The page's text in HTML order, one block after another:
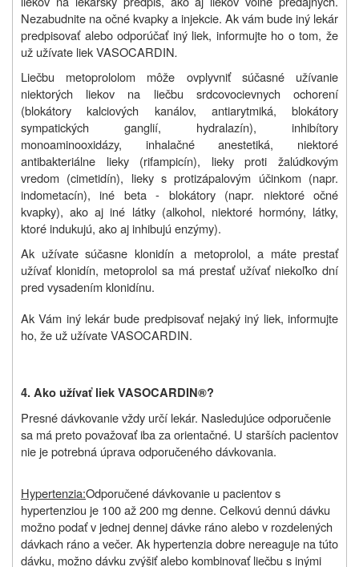
Nezabudnite na očné kvapky a injekcie. Ak vám bude iný lekár
predpisovať alebo odporúčať iný liek, informujte ho o tom, že
už užívate liek VASOCARDIN.
Liečbu metoprololom môže ovplyvniť súčasné užívanie
niektorých liekov na liečbu srdcovocievnych ochorení
(blokátory kalciových kanálov, antiarytmiká, blokátory
sympatických ganglií, hydralazín), inhibítory
monoaminooxidázy, inhalačné anestetiká, niektoré
antibakteriálne lieky (rifampicín), lieky proti žalúdkovým
vredom (cimetidín), lieky s protizápalovým účinkom (napr.
indometacín), iné beta - blokátory (napr. niektoré očné
kvapky), ako aj iné látky (alkohol, niektoré hormóny, látky,
ktoré indukujú, ako aj inhibujú enzýmy).
Ak užívate súčasne klonidín a metoprolol, a máte prestať
užívať klonidín, metoprolol sa má prestať užívať niekoľko dní
pred vysadením klonidínu.
Ak Vám iný lekár bude predpisovať nejaký iný liek, informujte
ho, že už užívate VASOCARDIN.
4. Ako užívať liekVASOCARDIN®?
Presné dávkovanie vždy určí lekár. Nasledujúce odporučenie
sa má preto považovať iba za orientačné. U starších pacientov
nie je potrebná úprava odporučeného dávkovania.
Hypertenzia:Odporučené dávkovanie u pacientov s
hypertenziou je 100 až 200 mg denne. Celkovú dennú dávku
možno podať v jednej dennej dávke ráno alebo v rozdelených
dávkach ráno a večer. Ak hypertenzia dobre nereaguje na túto
dávku, možno dávku zvýšiť alebo kombinovať liečbu s inými